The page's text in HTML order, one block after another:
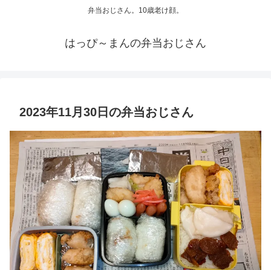
弁当おじさん。10歳老け顔。
はっぴ～まんの弁当おじさん
2023年11月30日の弁当おじさん